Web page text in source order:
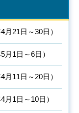
21日～30日）
1日～6日）
11日～20日）
1日～10日）